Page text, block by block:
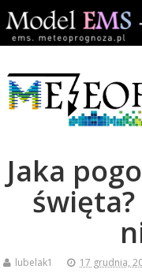
Jaka
lubelak1 17 grudnia,